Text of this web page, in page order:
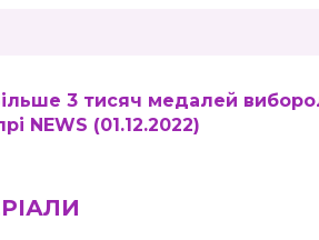
3 тисяч медалей
NEWS (01.12.2022)